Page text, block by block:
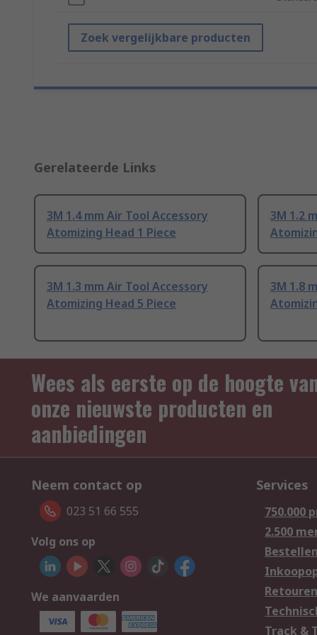
Zoek vergelijkbare producten
Gerelateerde Links
3M 1.4 mm Air Tool Accessory
Atomizing Head 1 Piece
3M 1.2
3M 1.3 mm Air Tool Accessory
Atomizing Head 5 Piece
3M 1.8
Wees als eerste op de hoogte
onze nieuwste producten en
aanbiedingen
Neem contact op
023 51 66 555
Volg ons op
We aanvaarden
Services
750.000
2.500
Bestellen
Retouren
Track &